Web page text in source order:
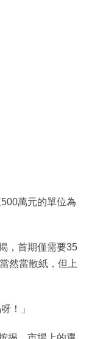
萬元的單位為
，首期僅需要35
然當散紙，但上
！」